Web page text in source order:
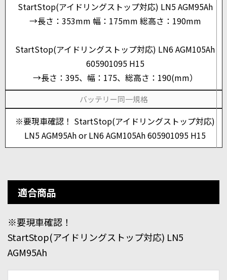
StartStop(アイドリングストップ対応) LN5 AGM95Ah
→長さ：353mm 幅：175mm 総高さ：190mm
StartStop(アイドリングストップ対応) LN6 AGM105Ah
605901095 H15
→長さ：395、幅：175、総高さ：190(mm）
バッテリー同一規格
※要現車確認！ StartStop(アイドリングストップ対応)
LN5 AGM95Ah or LN6 AGM105Ah 605901095 H15
適合商品
※要現車確認！
StartStop(アイドリングストップ対応) LN5
AGM95Ah